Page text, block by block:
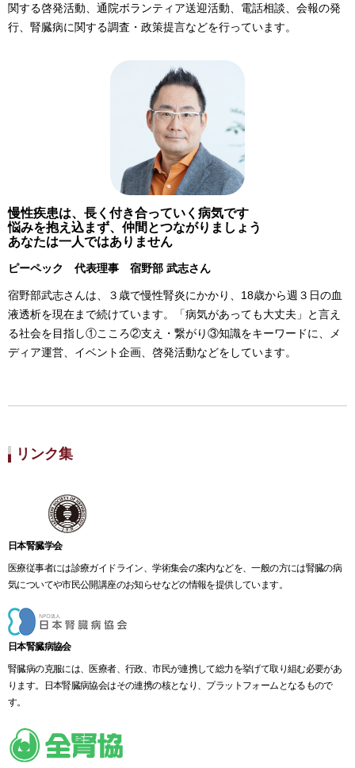
関する啓発活動、通院ボランティア送迎活動、電話相談、会報の発
行、腎臓病に関する調査・政策提言などを行っています。
慢性疾患は、長く付き合っていく病気です
悩みを抱え込まず、仲間とつながりましょう
あなたは一人ではありません
ピーペック 代表理事 宿野部 武志さん
宿野部武志さんは、３歳で慢性腎炎にかかり、18歳から週３日の血
液透析を現在まで続けています。「病気があっても大丈夫」と言え
る社会を目指し①こころ②支え・繋がり③知識をキーワードに、メ
ディア運営、イベント企画、啓発活動などをしています。
リンク集
日本腎臓学会
医療従事者には診療ガイドライン、学術集会の案内などを、一般の方には腎臓の病
気についてや市民公開講座のお知らせなどの情報を提供しています。
日本腎臓病協会
腎臓病の克服には、医療者、行政、市民が連携して総力を挙げて取り組む必要があ
ります。日本腎臓病協会はその連携の核となり、プラットフォームとなるもので
す。